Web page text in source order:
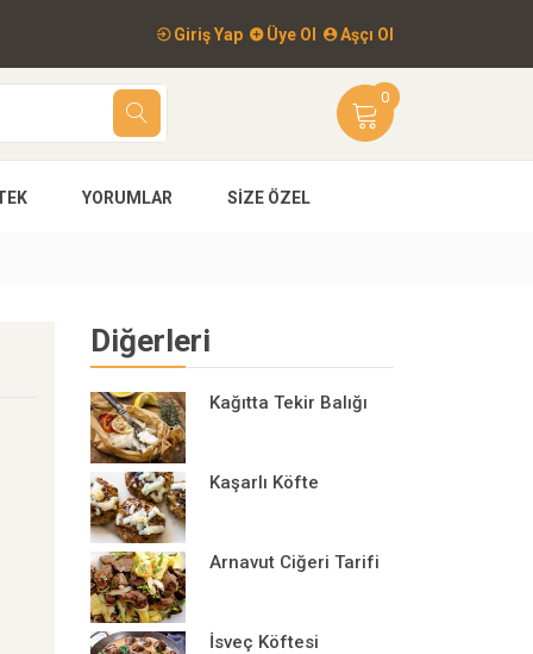
Giriş Yap Üye Ol Aşçı Ol
0
YORUMLAR SIZE ÖZEL
Diğerleri
Kağıtta Tekir Balığı
Kaşarlı Köfte
Arnavut Ciğeri Tarifi
İsveç Köftesi